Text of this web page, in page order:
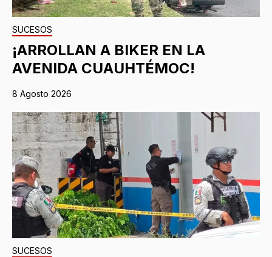
SUCESOS
¡ARROLLAN A BIKER EN LA
AVENIDA CUAUHTÉMOC!
8 Agosto 2026
SUCESOS